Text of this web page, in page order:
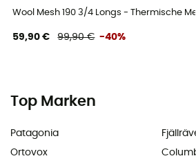
Wool Mesh 190 3/4 Longs - Thermische
59,90 € 99,90 € -40%
Top Marken
Patagonia
Ortovox